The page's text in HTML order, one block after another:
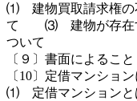
⑴ 建物買取請求権
て ⑶ 建物が存在す
ついて
〔９〕書面によること
〔10〕定借マンショ
⑴ 定借マンショ